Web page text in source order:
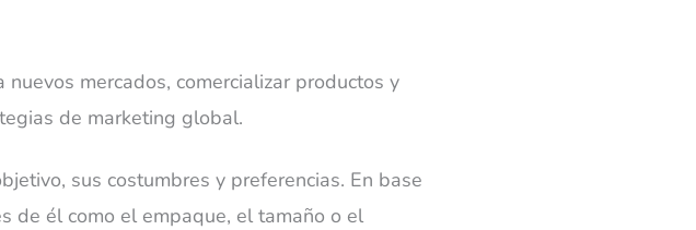
mercados, comercializar productos y
de marketing global.
sus costumbres y preferencias. En base
de él como el empaque, el tamaño o el